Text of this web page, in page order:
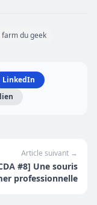
farm du geek
LinkedIn
Article suivant →
#8] Une souris
professionnelle